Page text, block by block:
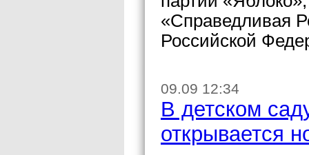
«Справедливая
Российской
09.09 12:34
В детском
открывается